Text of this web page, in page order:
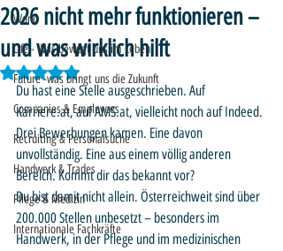
Work
Life - Was bewegt uns im Leben
Future -was bringt uns die Zukunft
Companies & Employees
Recruiting & Personalsuche
Handwerk & Trades
Pflege & Medizin
Internationale Fachkräfte
2026 nicht mehr funktionieren –
und was wirklich hilft
Mit NaN von 5 Sternen bewertet.
Du hast eine Stelle ausgeschrieben. Auf
Karriere.at, auf AMS.at, vielleicht noch auf Indeed.
Drei Bewerbungen kamen. Eine davon
unvollständig. Eine aus einem völlig anderen
Bereich. Kommt dir das bekannt vor?
Du bist damit nicht allein. Österreichweit sind über
200.000 Stellen unbesetzt – besonders im
Handwerk, in der Pflege und im medizinischen